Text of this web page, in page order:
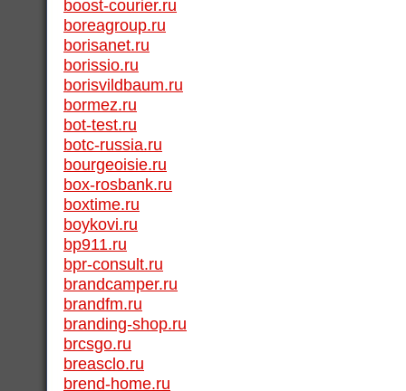
boost-courier.ru
boreagroup.ru
borisanet.ru
borissio.ru
borisvildbaum.ru
bormez.ru
bot-test.ru
botc-russia.ru
bourgeoisie.ru
box-rosbank.ru
boxtime.ru
boykovi.ru
bp911.ru
bpr-consult.ru
brandcamper.ru
brandfm.ru
branding-shop.ru
brcsgo.ru
breasclo.ru
brend-home.ru